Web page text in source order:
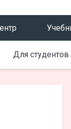
Для студентов